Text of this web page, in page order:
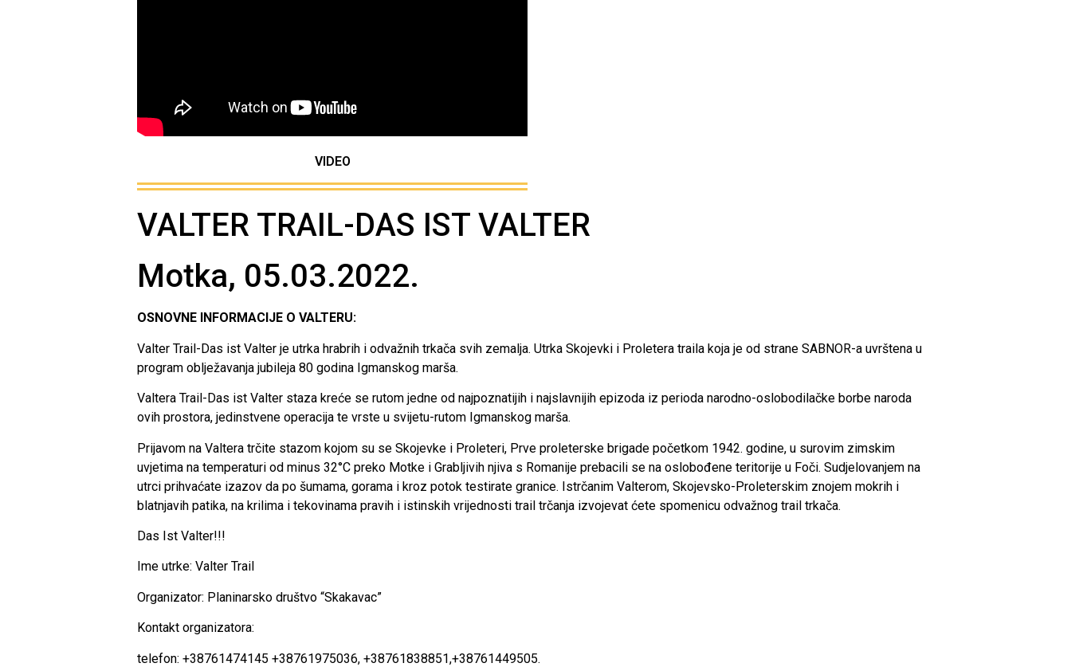
VIDEO
VALTER TRAIL-DAS IST VALTER
Motka, 05.03.2022.
OSNOVNE INFORMACIJE O VALTERU:
Valter Trail-Das ist Valter je utrka hrabrih i odvažnih trkača svih zemalja. Utrka Skojevki i Proletera traila koja je od strane SABNOR-a uvrštena u
program oblježavanja jubileja 80 godina Igmanskog marša.
Valtera Trail-Das ist Valter staza kreće se rutom jedne od najpoznatijih i najslavnijih epizoda iz perioda narodno-oslobodilačke borbe naroda
ovih prostora, jedinstvene operacija te vrste u svijetu-rutom Igmanskog marša.
Prijavom na Valtera trčite stazom kojom su se Skojevke i Proleteri, Prve proleterske brigade početkom 1942. godine, u surovim zimskim
uvjetima na temperaturi od minus 32°C preko Motke i Grabljivih njiva s Romanije prebacili se na oslobođene teritorije u Foči. Sudjelovanjem na
utrci prihvaćate izazov da po šumama, gorama i kroz potok testirate granice. Istrčanim Valterom, Skojevsko-Proleterskim znojem mokrih i
blatnjavih patika, na krilima i tekovinama pravih i istinskih vrijednosti trail trčanja izvojevat ćete spomenicu odvažnog trail trkača.
Das Ist Valter!!!
Ime utrke: Valter Trail
Organizator: Planinarsko društvo “Skakavac”
Kontakt organizatora:
telefon: +38761474145 +38761975036, +38761838851,+38761449505.